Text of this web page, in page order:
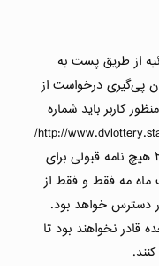
و ژوئیه از طریق پست به
می‌رسید. از دوره ۲۰۱۰ امکان پی‌گیری درخواست از
کاربر باید شماره
تایید نام‌نویسی را در وب‌گاه http://www.dvlottery.state.gov/ESC/
چک کند. لازم است ذکر شود از دوره ۲۰۱۲ هیچ نامه قبولی برای
مه فقط و فقط از
دسترس خواهد بود.
قادر نخواهند بود تا